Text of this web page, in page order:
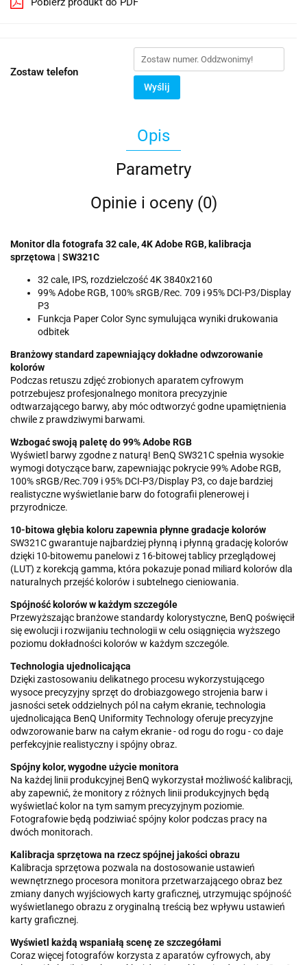
Zostaw telefon
Wyślij
Opis
Parametry
Opinie i oceny (0)
Monitor dla fotografa 32 cale, 4K Adobe RGB, kalibracja
sprzętowa | SW321C
32 cale, IPS, rozdzielczość 4K 3840x2160
99% Adobe RGB, 100% sRGB/Rec. 709 i 95% DCI-P3/Display
P3
Funkcja Paper Color Sync symulująca wyniki drukowania
odbitek
Branżowy standard zapewniający dokładne odwzorowanie
kolorów
Podczas retuszu zdjęć zrobionych aparatem cyfrowym
potrzebujesz profesjonalnego monitora precyzyjnie
odtwarzającego barwy, aby móc odtworzyć godne upamiętnienia
chwile z prawdziwymi barwami.
Wzbogać swoją paletę do 99% Adobe RGB
Wyświetl barwy zgodne z naturą! BenQ SW321C spełnia wysokie
wymogi dotyczące barw, zapewniając pokrycie 99% Adobe RGB,
100% sRGB/Rec.709 i 95% DCI-P3/Display P3, co daje bardziej
realistyczne wyświetlanie barw do fotografii plenerowej i
przyrodnicze.
10-bitowa głębia koloru zapewnia płynne gradacje kolorów
SW321C gwarantuje najbardziej płynną i płynną gradację kolorów
dzięki 10-bitowemu panelowi z 16-bitowej tablicy przeglądowej
(LUT) z korekcją gamma, która pokazuje ponad miliard kolorów dla
naturalnych przejść kolorów i subtelnego cieniowania.
Spójność kolorów w każdym szczególe
Przewyższając branżowe standardy kolorystyczne, BenQ poświęcił
się ewolucji i rozwijaniu technologii w celu osiągnięcia wyższego
poziomu dokładności kolorów w każdym szczególe.
Technologia ujednolicająca
Dzięki zastosowaniu delikatnego procesu wykorzystującego
wysoce precyzyjny sprzęt do drobiazgowego strojenia barw i
jasności setek oddzielnych pól na całym ekranie, technologia
ujednolicająca BenQ Uniformity Technology oferuje precyzyjne
odwzorowanie barw na całym ekranie - od rogu do rogu - co daje
perfekcyjnie realistyczny i spójny obraz.
Spójny kolor, wygodne użycie monitora
Na każdej linii produkcyjnej BenQ wykorzystał możliwość kalibracji,
aby zapewnić, że monitory z różnych linii produkcyjnych będą
wyświetlać kolor na tym samym precyzyjnym poziomie.
Fotografowie będą podziwiać spójny kolor podczas pracy na
dwóch monitorach.
Kalibracja sprzętowa na rzecz spójnej jakości obrazu
Kalibracja sprzętowa pozwala na dostosowanie ustawień
wewnętrznego procesora monitora przetwarzającego obraz bez
zmiany danych wyjściowych karty graficznej, utrzymując spójność
wyświetlanego obrazu z oryginalną treścią bez wpływu ustawień
karty graficznej.
Wyświetl każdą wspaniałą scenę ze szczegółami
Coraz więcej fotografów korzysta z aparatów cyfrowych, aby